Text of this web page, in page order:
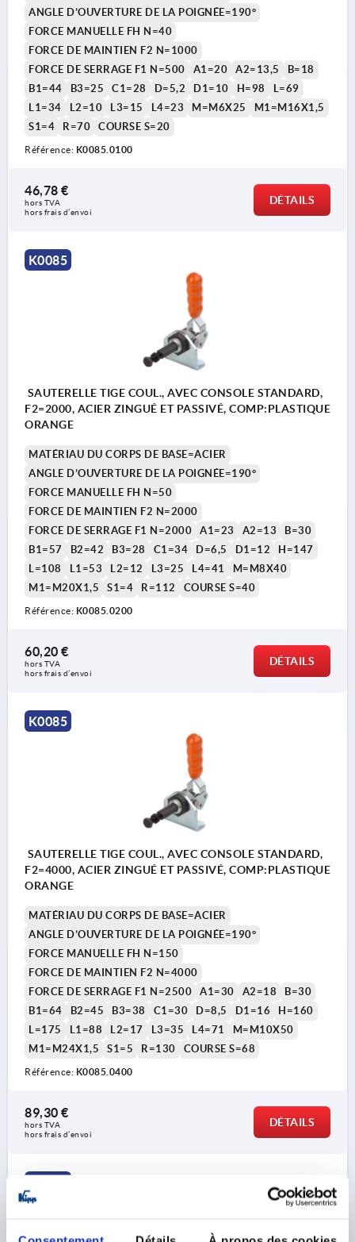
être montée en direction de la tige de poussée.
ANGLE D’OUVERTURE DE LA POIGNÉE=190°
FORCE MANUELLE FH N=40
FORCE DE MAINTIEN F2 N=1000
FORCE DE SERRAGE F1 N=500
A1=20 A2=13,5
B=18
B1=44
B3=25 C1=28 D=5,2 D1=10 H=98
L=69
L1=34
L2=10 L3=15 L4=23 M=M6X25
M1=M16X1,5
S1=4
R=70 COURSE S=20
Référence: K0085.0100
46,78 €
hors TVA
hors frais d’envoi
DÉTAILS
K0085
SAUTERELLE TIGE COUL., AVEC CONSOLE STANDARD,
F2=2000, ACIER ZINGUÉ ET PASSIVÉ, COMP:PLASTIQUE
ORANGE
MATÉRIAU DU CORPS DE BASE=ACIER
ANGLE D’OUVERTURE DE LA POIGNÉE=190°
FORCE MANUELLE FH N=50
FORCE DE MAINTIEN F2 N=2000
FORCE DE SERRAGE F1 N=2000
A1=23 A2=13
B=30
B1=57
B2=42 B3=28 C1=34 D=6,5 D1=12
H=147
L=108
L1=53 L2=12 L3=25 L4=41
M=M8X40
M1=M20X1,5
S1=4 R=112 COURSE S=40
Référence: K0085.0200
60,20 €
hors TVA
hors frais d’envoi
DÉTAILS
K0085
SAUTERELLE TIGE COUL., AVEC CONSOLE STANDARD,
F2=4000, ACIER ZINGUÉ ET PASSIVÉ, COMP:PLASTIQUE
ORANGE
MATÉRIAU DU CORPS DE BASE=ACIER
ANGLE D’OUVERTURE DE LA POIGNÉE=190°
FORCE MANUELLE FH N=150
FORCE DE MAINTIEN F2 N=4000
FORCE DE SERRAGE F1 N=2500
A1=30 A2=18
B=30
B1=64
B2=45 B3=38 C1=30 D=8,5 D1=16
H=160
L=175
L1=88 L2=17 L3=35 L4=71
M=M10X50
M1=M24X1,5
S1=5 R=130 COURSE S=68
Référence: K0085.0400
89,30 €
hors TVA
hors frais d’envoi
DÉTAILS